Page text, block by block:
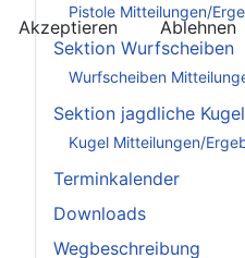
Pistole Mitteilungen/
Sektion Wurfscheiben
Wurfscheiben
Sektion jagdliche Kugel
Kugel Mitteilungen/
Terminkalender
Downloads
Wegbeschreibung
Akzeptieren Ablehnen